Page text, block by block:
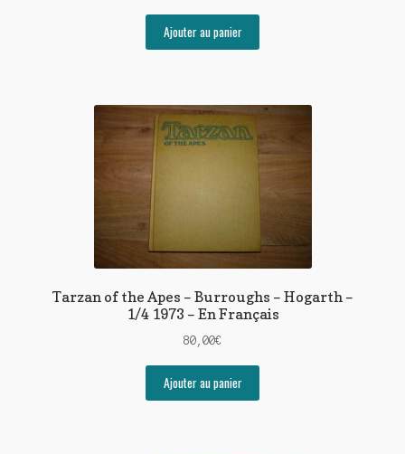
Ajouter au panier
Tarzan of the Apes – Burroughs – Hogarth –
1/4 1973 – En Français
80,00€
Ajouter au panier